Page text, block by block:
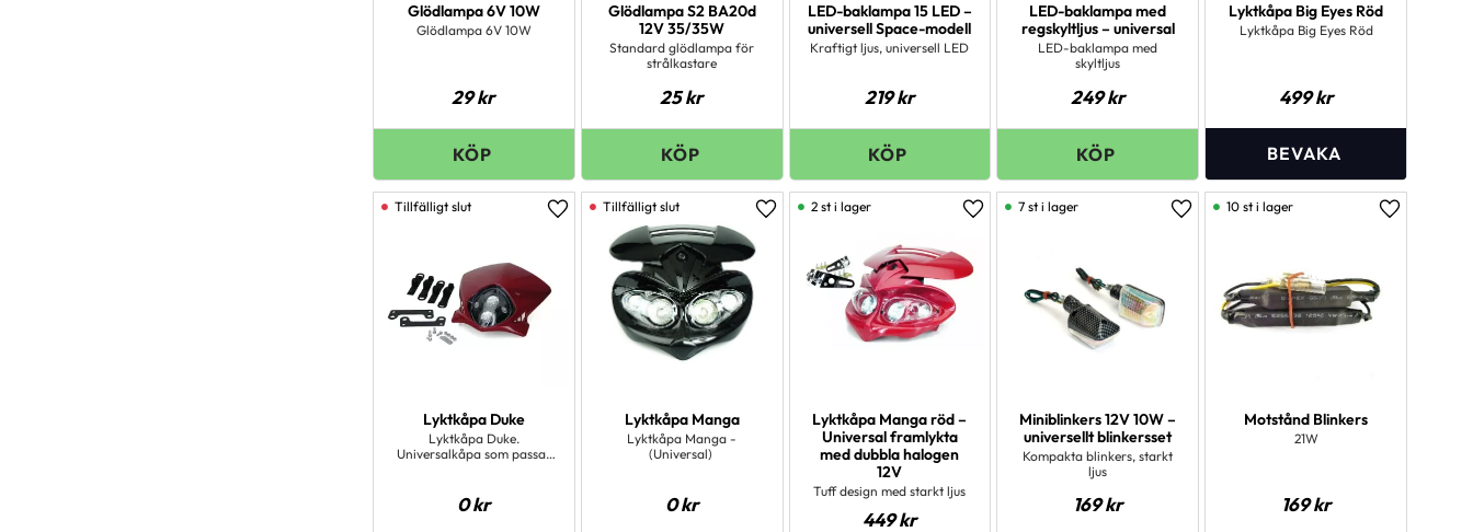
Glödlampa 6V 10W
Glödlampa 6V 10W
29kr
Glödlampa S2 BA20d
12V 35/35W
Standard glödlampa för
strålkastare
25kr
LED-baklampa 15 LED –
universell Space-modell
Kraftigt ljus, universell LED
219kr
LED-baklampa med
regskyltljus – universal
LED-baklampa med
skyltljus
249kr
Lyktkåpa Big Eyes Röd
Lyktkåpa Big Eyes Röd
499kr
Lyktkåpa Duke
Lyktkåpa Duke.
Universalkåpa som passar
0kr
Lägg till i favoriter
Lyktkåpa Manga
Lyktkåpa Manga -
(Universal)
0kr
Lägg till i favoriter
Lyktkåpa Manga röd –
Universal framlykta
med dubbla halogen
12V
Tuff design med starkt ljus
449kr
Lägg till i favoriter
2 st i lager
Miniblinkers 12V 10W –
universellt blinkersset
Kompakta blinkers, starkt
ljus
169kr
Lägg till i favoriter
7 st i lager
Motstånd Blinkers
21W
169kr
Lägg till i
10 st i lager